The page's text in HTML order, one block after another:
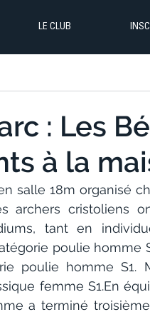
LE CLUB
: Les
à la
salle 18m organisé
archers cristoliens
tant en
poulie homme
poulie homme S1.
femme S1.En
a terminé